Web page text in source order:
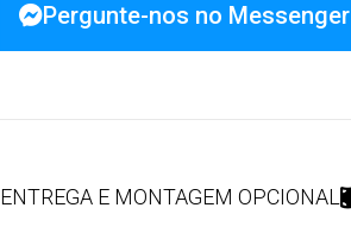
Pergunte-nos no Messenger
ENTREGA E MONTAGEM OPCIONAL